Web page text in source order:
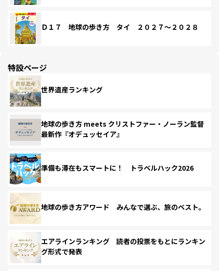
Ｄ１７ 地球の歩き方 タイ ２０２７～２０２８
特設ページ
世界遺産ランキング
地球の歩き方 meets クリストファー・ノーラン監督
最新作『オデュッセイア』
準備も滞在もスマートに！ トラベルハック2026
地球の歩き方アワード みんなで選ぶ、旅のベスト。
エアラインランキング 読者の投票をもとにランキン
グ形式で発表